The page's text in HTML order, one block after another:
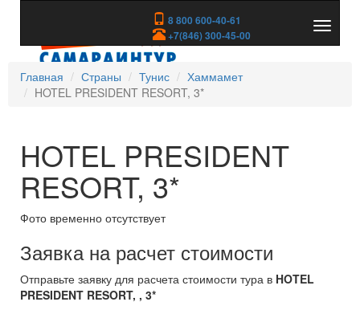
8 800 600-40-61
+7(846) 300-45-00
скрыть
Главная
Страны Тунис
Хаммамет
HOTEL PRESIDENT RESORT, 3*
HOTEL PRESIDENT
RESORT, 3*
Фото временно отсутствует
Заявка на расчет стоимости
Отправьте заявку для расчета стоимости тура в HOTEL
PRESIDENT RESORT, , 3*